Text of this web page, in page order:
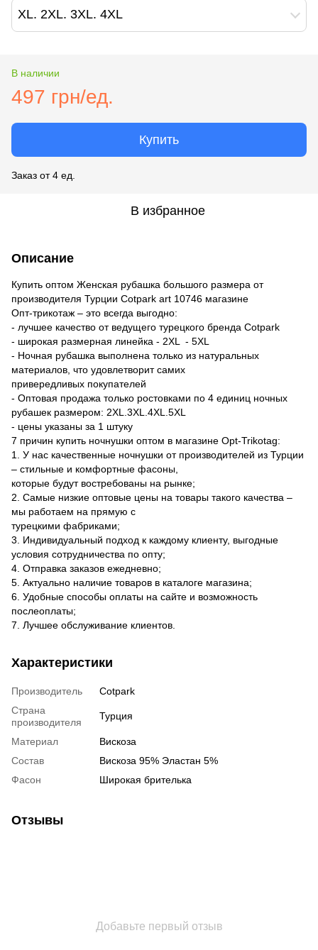
XL. 2XL. 3XL. 4XL
В наличии
497 грн/ед.
Купить
Заказ от 4 ед.
В избранное
Описание
Купить оптом Женская рубашка большого размера от
производителя Турции Сotpark art 10746 магазине
Опт-трикотаж – это всегда выгодно:
- лучшее качество от ведущего турецкого бренда Сotpark
- широкая размерная линейка - 2XL - 5XL
- Ночная рубашка выполнена только из натуральных
материалов, что удовлетворит самих
привередливых покупателей
- Оптовая продажа только ростовками по 4 единиц ночных
рубашек размером: 2XL.3XL.4XL.5XL
- цены указаны за 1 штуку
7 причин купить ночнушки оптом в магазине Opt-Trikotag:
1. У нас качественные ночнушки от производителей из Турции
– стильные и комфортные фасоны,
которые будут востребованы на рынке;
2. Самые низкие оптовые цены на товары такого качества –
мы работаем на прямую с
турецкими фабриками;
3. Индивидуальный подход к каждому клиенту, выгодные
условия сотрудничества по опту;
4. Отправка заказов ежедневно;
5. Актуально наличие товаров в каталоге магазина;
6. Удобные способы оплаты на сайте и возможность
послеоплаты;
7. Лучшее обслуживание клиентов.
Характеристики
Производитель
Cotpark
Страна
производителя
Турция
Материал
Вискоза
Состав
Вискоза 95% Эластан 5%
Фасон
Широкая брителька
Отзывы
Добавьте первый отзыв